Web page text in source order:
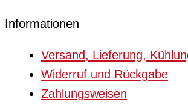
Informationen
Versand, Lieferung,
Widerruf und Rückgabe
Zahlungsweisen